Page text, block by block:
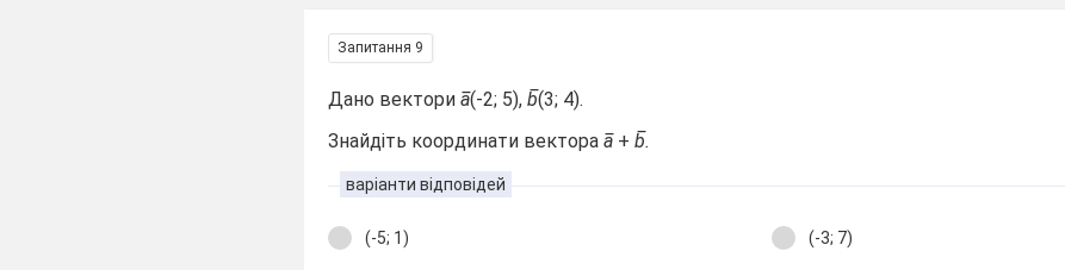
Запитання 9
Дано векториa̅(-2; 5),b̅(3; 4).
Знайдіть координати вектораa̅ +b̅.
варіанти відповідей
(-5; 1) (-3; 7)